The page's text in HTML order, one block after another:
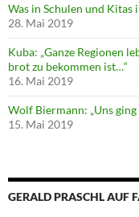
Was in Schulen und Kitas
28. Mai 2019
Kuba: „Ganze Regionen
brot zu bekommen ist…“
16. Mai 2019
Wolf Biermann: „Uns ging
15. Mai 2019
GERALD PRASCHL AUF